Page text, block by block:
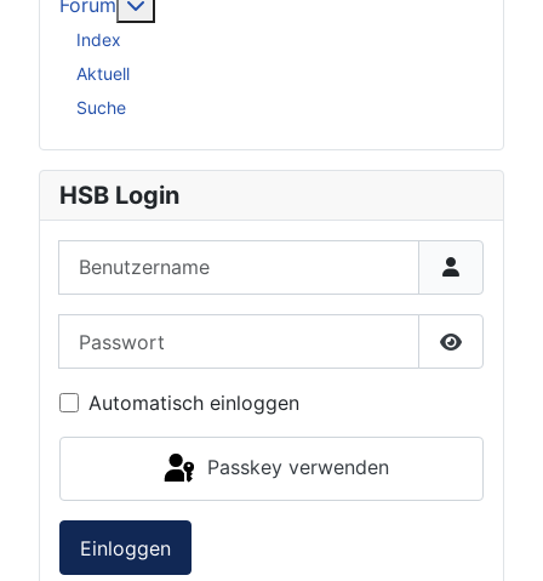
Index
Aktuell
Suche
HSB Login
Passwort
Automatisch einloggen
Passkey verwenden
Einloggen